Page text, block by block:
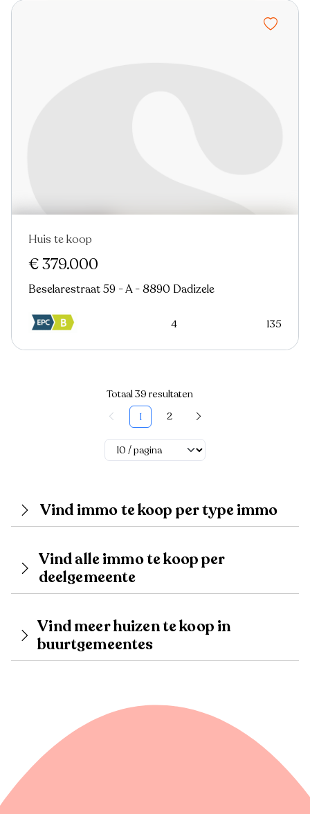
Huis te koop
€ 379.000
Beselarestraat 59 - A - 8890 Dadizele
4 135
Totaal 39 resultaten
1
2
Vind immo te koop per type immo
Vind alle immo te koop per
deelgemeente
Vind meer huizen te koop in
buurtgemeentes